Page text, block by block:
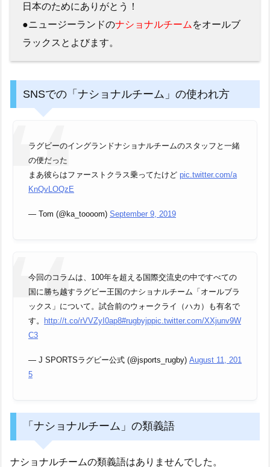
日本のためにありがとう！
●ニュージーランドのナショナルチーム をオールブ
ラックスとよびます。
SNSでの「ナショナルチーム」の使われ方
ラグビーのイングランドナショナルチームのスタッフと一緒
の便だった
まあ彼らはファーストクラス乗ってたけど pic.twitter.com/a
KnQvLOQzE
— Tom (@ka_toooom) September 9, 2019
今回のコラムは、100年を超える国際交流史の中ですべての
国に勝ち越すラグビー王国のナショナルチーム「オールブラ
ックス」について。試合前のウォークライ（ハカ）も有名で
す。
http://t.co/rVVZyI0ap8#rugbyjppic.twitter.com/XXjunv9W
C3
— J SPORTSラグビー公式 (@jsports_rugby) August 11, 201
5
「ナショナルチーム」の類義語
ナショナルチームの類義語はありませんでした。